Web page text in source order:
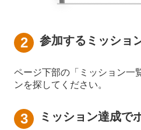
参加するミッショ
ページ下部の「ミッション一
ンを探してください。
ミッション達成で